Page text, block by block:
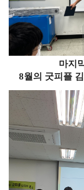
마지
8월의 굿피플